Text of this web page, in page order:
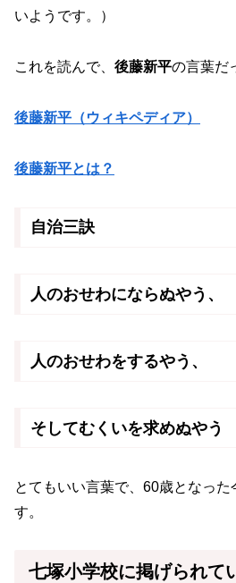
いようです。）
これを読んで、 後藤新平の言葉だ
後藤新平（ウィキペディア）
後藤新平とは？
自治三訣
人のおせわにならぬやう、
人のおせわをするやう、
そしてむくいを求めぬやう
とてもいい言葉で、60歳となっ
す。
七塚小学校に掲げられて